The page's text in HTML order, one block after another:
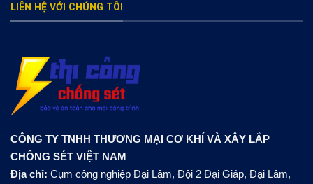
LIÊN HỆ VỚI CHÚNG TÔI
CÔNG TY TNHH THƯƠNG MẠI CƠ KHÍ VÀ XÂY LẮP
CHỐNG SÉT VIỆT NAM
Địa chỉ: Cụm công nghiệp Đại Lâm, Đội 2 Đại Giáp, Đại Lâm,